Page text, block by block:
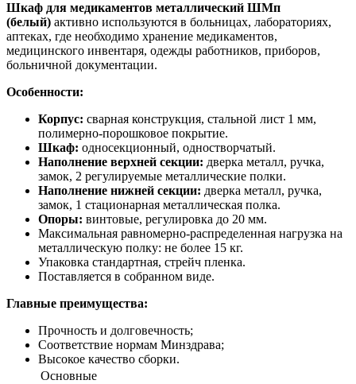
Шкаф для медикаментов металлический ШМп
(белый) активно используются в больницах, лабораториях,
аптеках, где необходимо хранение медикаментов,
медицинского инвентаря, одежды работников, приборов,
больничной документации.
Особенности:
Корпус: сварная конструкция, стальной лист 1 мм,
полимерно-порошковое покрытие.
Шкаф: односекционный, одностворчатый.
Наполнение верхней секции: дверка металл, ручка,
замок, 2 регулируемые металлические полки.
Наполнение нижней секции: дверка металл, ручка,
замок, 1 стационарная металлическая полка.
Опоры: винтовые, регулировка до 20 мм.
Максимальная равномерно-распределенная нагрузка на
металлическую полку: не более 15 кг.
Упаковка стандартная, стрейч пленка.
Поставляется в собранном виде.
Главные преимущества:
Прочность и долговечность;
Соответствие нормам Минздрава;
Высокое качество сборки.
Основные